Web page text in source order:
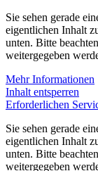
Sie sehen gerade
eigentlichen Inhalt
unten. Bitte
weitergegeben
Mehr Informationen
Inhalt entsperren
Erforderlichen
Sie sehen gerade
eigentlichen Inhalt
unten. Bitte
weitergegeben